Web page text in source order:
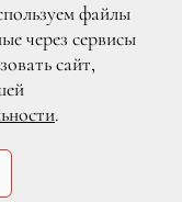
персональных данных
файлы
через сервисы
сайт,
.